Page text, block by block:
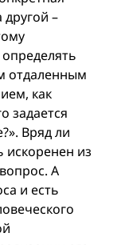
другой –
отдаленным
как
задается
Вряд ли
искоренен из
А
и есть